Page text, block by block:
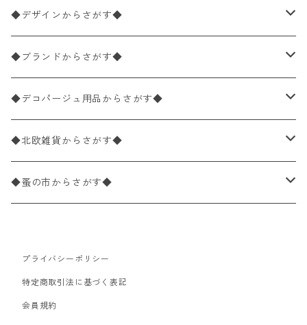
ペーパーナプキン1枚バラ売り
ペーパーナプキン20枚入りパック
ペーパーナプキン10枚入りパック
ライスペーパー
ペーパーリネンナプキン
ワックスペーパー
デコパージュ用品
33×33cm（ランチサイズ）
バラ売り
パック売り
25×25cm（カクテルサイズ）
バラ売り
パック売り
40×40cm（ディナーサイズ）
バラ売り
パック売り
21×21cm（ポケットサイズ）
バラ売り
33cm（ラウンド）
◆デザインからさがす◆
花柄
植物・グリーン柄
動物・鳥・昆虫・蝶柄
海・魚柄
食べ物・フルーツ・野菜・ドリンク柄
食器・カトラリー柄
◆ブランドからさがす◆
ドイツ製 IHR/イア
ランチサイズ
カクテルサイズ
ドイツ製 Ambiente/アンビエンテ
ランチサイズ
ドイツ製 Paperproducts Design
カクテルサイズ
ランチサイズ
カクテルサイズ
ドイツ製 ti-flair/ティーフレア
ランチサイズ
ドイツ製 PAW/パウ
◆デコパージュ用品からさがす◆
デコパージュ液
デコパージュ下地
デコパージュはさみ
3Dデコパージュ
◆北欧雑貨からさがす◆
シリコンモールド
トレイ
ポスター・カレンダー
◆蚤の市からさがす◆
北欧雑貨
デコパージュ用品
プライバシーポリシー
特定商取引法に基づく表記
会員規約